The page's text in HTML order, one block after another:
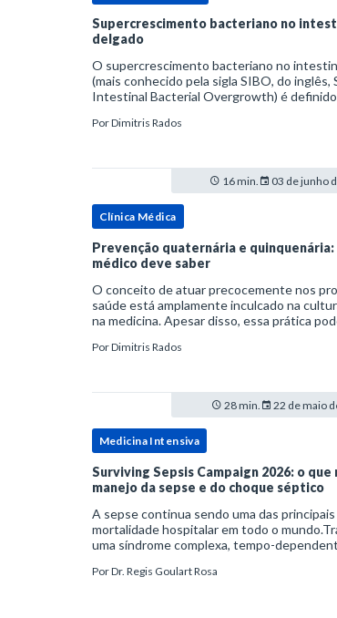
Supercrescimento bacteriano no
delgado
O supercrescimento bacteriano no
(mais conhecido pela sigla SIBO, do inglês,
Intestinal Bacterial Overgrowth) é definido
específica de disbiose do trato digestivo. P
PorDimitris Rados
16 min. 03 de junho
Clínica Médica
Prevenção quaternária e
médico deve saber
O conceito de atuar precocemente nos
saúde está amplamente inculcado na
na medicina. Apesar disso, essa prática
tratamentos podem advir de prevenção
PorDimitris Rados
28 min. 22 de maio
Medicina Intensiva
Surviving Sepsis Campaign 2026: o que
manejo da sepse e do choque séptico
A sepse continua sendo uma das
mortalidade hospitalar em todo o
uma síndrome complexa, tempo-
manejo estruturado são determinantes
PorDr. Regis Goulart Rosa